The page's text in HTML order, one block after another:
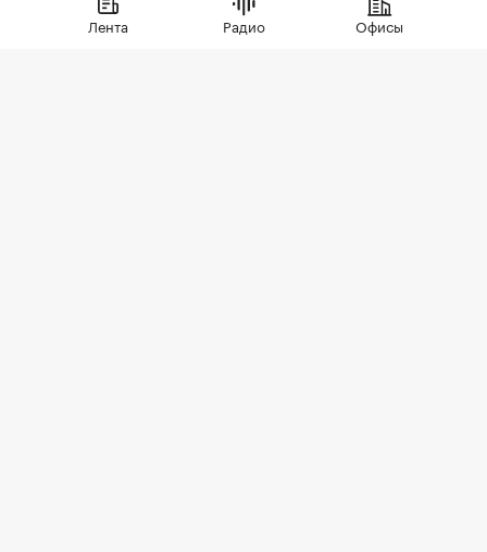
ипотеку. В сегменте трешек ипотечных
сделок менее половины, а среди
Лента Радио Офисы